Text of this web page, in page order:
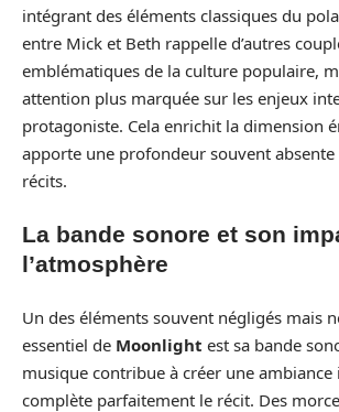
intégrant des éléments classiques du
entre Mick et Beth rappelle d’autres
emblématiques de la culture populaire,
attention plus marquée sur les enjeux
protagoniste. Cela enrichit la dimension
apporte une profondeur souvent absente
récits.
La bande sonore et son
l’atmosphère
Un des éléments souvent négligés mais
essentiel de Moonlight est sa bande
musique contribue à créer une
complète parfaitement le récit. Des